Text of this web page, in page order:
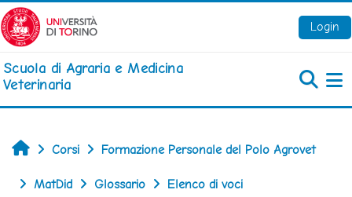
Vai al contenuto principale
Login
Scuola di Agraria e Medicina
Veterinaria
Home
Corsi Formazione Personale del Polo Agrovet
MatDid Glossario Elenco di voci